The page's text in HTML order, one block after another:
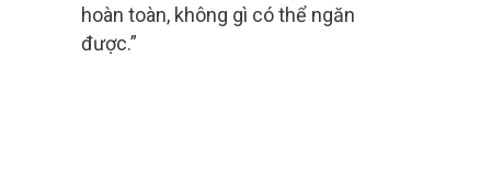
hoàn toàn, không gì có thể ngăn
được.”